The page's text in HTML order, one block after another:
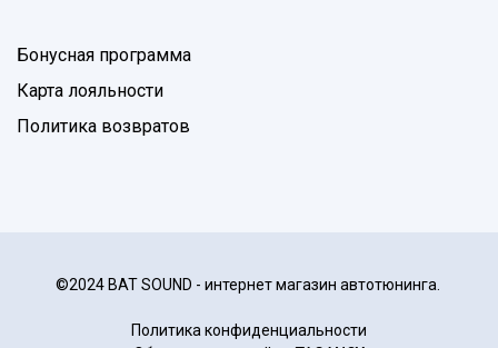
Бонусная программа
Карта лояльности
Политика возвратов
©2024 BAT SOUND - интернет магазин автотюнинга.
Политика конфиденциальности